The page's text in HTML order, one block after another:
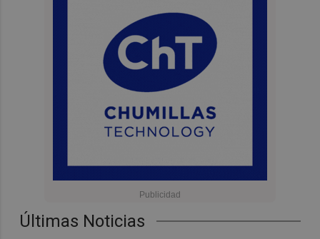
Últimas Noticias